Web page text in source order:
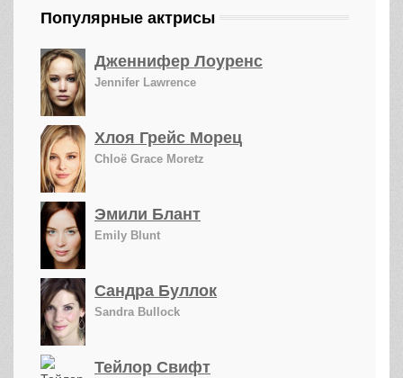
Популярные актрисы
Дженнифер Лоуренс
Jennifer Lawrence
Хлоя Грейс Морец
Chloë Grace Moretz
Эмили Блант
Emily Blunt
Сандра Буллок
Sandra Bullock
Тейлор Свифт